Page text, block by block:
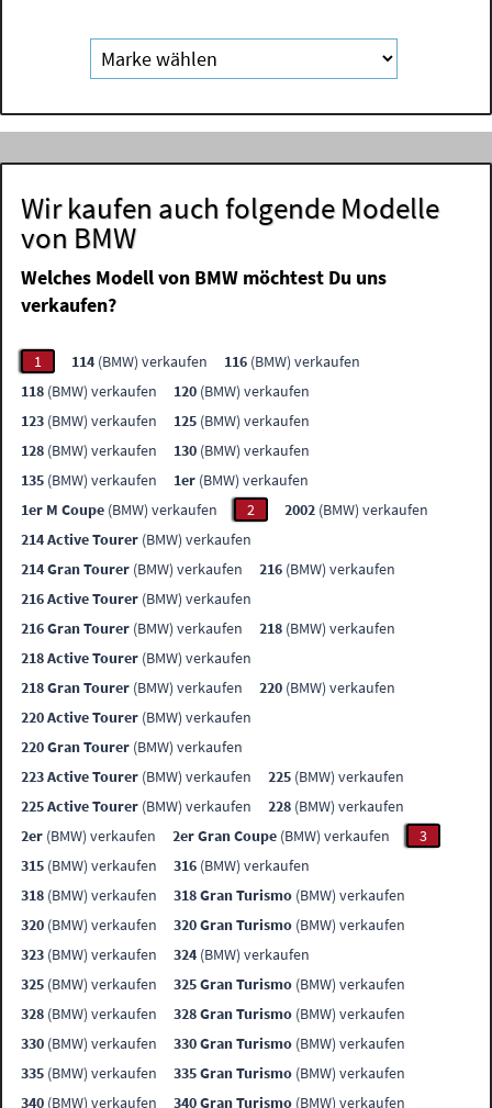
Wir kaufen auch folgende Modelle
von BMW
Welches Modell von BMW möchtest Du uns
verkaufen?
1 114 (BMW) verkaufen 116 (BMW) verkaufen
118 (BMW) verkaufen 120 (BMW) verkaufen
123 (BMW) verkaufen 125 (BMW) verkaufen
128 (BMW) verkaufen 130 (BMW) verkaufen
135 (BMW) verkaufen 1er (BMW) verkaufen
1er M Coupe (BMW) verkaufen 2 2002 (BMW) verkaufen
214 Active Tourer (BMW) verkaufen
214 Gran Tourer (BMW) verkaufen 216 (BMW) verkaufen
216 Active Tourer (BMW) verkaufen
216 Gran Tourer (BMW) verkaufen 218 (BMW) verkaufen
218 Active Tourer (BMW) verkaufen
218 Gran Tourer (BMW) verkaufen 220 (BMW) verkaufen
220 Active Tourer (BMW) verkaufen
220 Gran Tourer (BMW) verkaufen
223 Active Tourer (BMW) verkaufen 225 (BMW) verkaufen
225 Active Tourer (BMW) verkaufen 228 (BMW) verkaufen
2er (BMW) verkaufen 2er Gran Coupe (BMW) verkaufen
3
315 (BMW) verkaufen 316 (BMW) verkaufen
318 (BMW) verkaufen 318 Gran Turismo (BMW) verkaufen
320 (BMW) verkaufen 320 Gran Turismo (BMW) verkaufen
323 (BMW) verkaufen 324 (BMW) verkaufen
325 (BMW) verkaufen 325 Gran Turismo (BMW) verkaufen
328 (BMW) verkaufen 328 Gran Turismo (BMW) verkaufen
330 (BMW) verkaufen 330 Gran Turismo (BMW) verkaufen
335 (BMW) verkaufen 335 Gran Turismo (BMW) verkaufen
340 (BMW) verkaufen 340 Gran Turismo (BMW) verkaufen